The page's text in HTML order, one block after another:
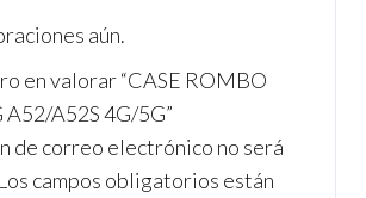
m A
p
p
aún.
en valorar “CASE ROMBO
A52S 4G/5G”
de correo electrónico no será
Los campos obligatorios están